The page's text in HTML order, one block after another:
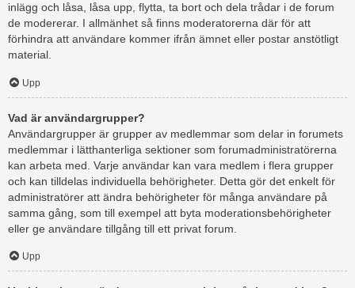
inlägg och låsa, låsa upp, flytta, ta bort och dela trådar i de forum
de modererar. I allmänhet så finns moderatorerna där för att
förhindra att användare kommer ifrån ämnet eller postar anstötligt
material.
Upp
Vad är användargrupper?
Användargrupper är grupper av medlemmar som delar in forumets
medlemmar i lätthanterliga sektioner som forumadministratörerna
kan arbeta med. Varje användar kan vara medlem i flera grupper
och kan tilldelas individuella behörigheter. Detta gör det enkelt för
administratörer att ändra behörigheter för många användare på
samma gång, som till exempel att byta moderationsbehörigheter
eller ge användare tillgång till ett privat forum.
Upp